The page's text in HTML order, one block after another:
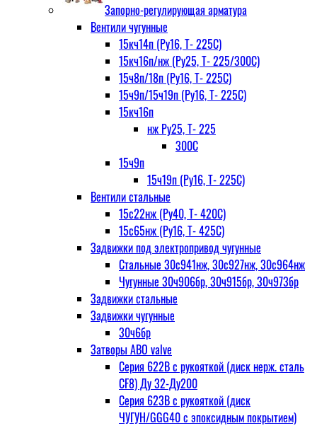
Запорно-регулирующая арматура
Вентили чугунные
15кч14п (Ру16, Т- 225С)
15кч16п/нж (Ру25, Т- 225/300С)
15ч8п/18п (Ру16, Т- 225С)
15ч9п/15ч19п (Ру16, Т- 225С)
15кч16п
нж Ру25, Т- 225
300С
15ч9п
15ч19п (Ру16, Т- 225С)
Вентили стальные
15с22нж (Ру40, Т- 420С)
15с65нж (Ру16, Т- 425С)
Задвижки под электропривод чугунные
Стальные 30с941нж, 30с927нж, 30с964нж
Чугунные 30ч906бр, 30ч915бр, 30ч973бр
Задвижки стальные
Задвижки чугунные
30ч6бр
Затворы ABO valve
Серия 622В с рукояткой (диск нерж. сталь
CF8) Ду 32-Ду200
Серия 623В с рукояткой (диск
ЧУГУН/GGG40 с эпоксидным покрытием)